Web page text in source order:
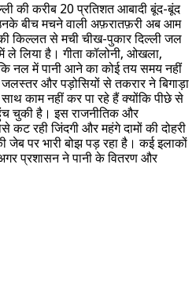
की करीब 20 प्रतिशत आबादी बूंद-बूंद
बीच मचने वाली अफ़रातफ़री अब आम
किल्लत से मची चीख-पुकार दिल्ली जल
ले लिया है। गीता कॉलोनी, ओखला,
नल में पानी आने का कोई तय समय नहीं
और पड़ोसियों से तकरार ने बिगाड़ा
काम नहीं कर पा रहे हैं क्योंकि पीछे से
चुकी है। इस राजनीतिक और
रही जिंदगी और महंगे दामों की दोहरी
जेब पर भारी बोझ पड़ रहा है। कई इलाकों
प्रशासन ने पानी के वितरण और